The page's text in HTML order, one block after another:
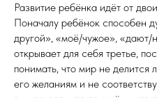
Развитие ребёнка идёт от
Поначалу ребёнок способен
другой», «моё/чужое»,
открывает для себя третье,
понимать, что мир не делится
его желаниям и не